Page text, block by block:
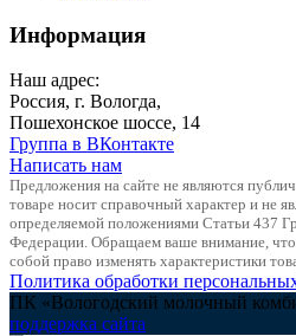
Информация
Наш адрес:
Россия, г. Вологда,
Пошехонское шоссе, 14
Группа в ВКонтакте
Написать нам
Предложения на сайте не являются
товаре носит справочный характер и не
определяемой положениями Статьи 437
Федерации. Обращаем ваше внимание, что
собой право изменять характеристики
Политика обработки
ПК «Вологодский молочный
поддержка сайта